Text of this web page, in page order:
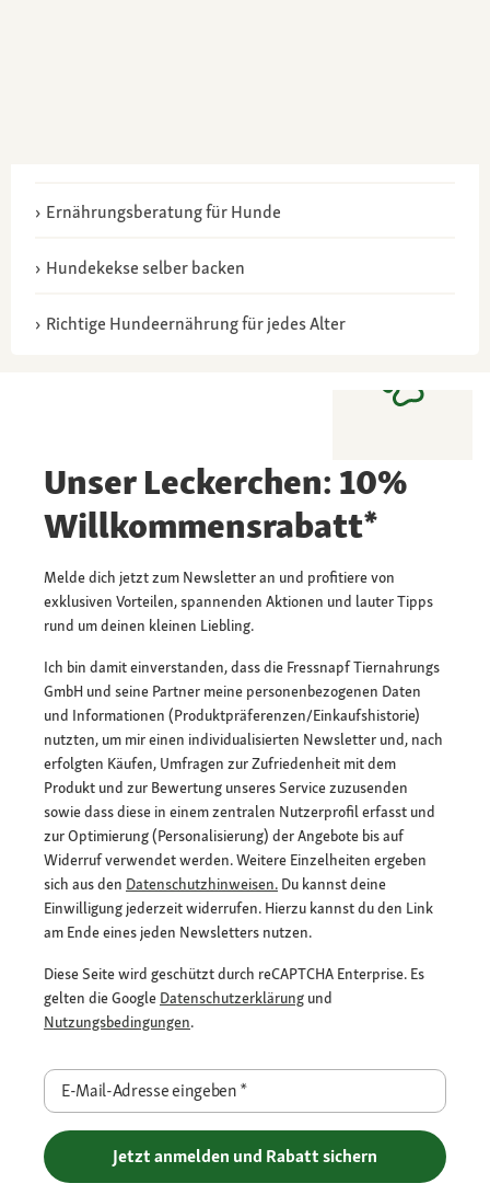
Ernährungsberatung für Hunde
Hundekekse selber backen
Richtige Hundeernährung für jedes Alter
Unser Leckerchen: 10%
Willkommensrabatt*
Melde dich jetzt zum Newsletter an und profitiere von
exklusiven Vorteilen, spannenden Aktionen und lauter Tipps
rund um deinen kleinen Liebling.
Ich bin damit einverstanden, dass die Fressnapf Tiernahrungs
GmbH und seine Partner meine personenbezogenen Daten
und Informationen (Produktpräferenzen/Einkaufshistorie)
nutzten, um mir einen individualisierten Newsletter und, nach
erfolgten Käufen, Umfragen zur Zufriedenheit mit dem
Produkt und zur Bewertung unseres Service zuzusenden
sowie dass diese in einem zentralen Nutzerprofil erfasst und
zur Optimierung (Personalisierung) der Angebote bis auf
Widerruf verwendet werden. Weitere Einzelheiten ergeben
sich aus den Datenschutzhinweisen. Du kannst deine
Einwilligung jederzeit widerrufen. Hierzu kannst du den Link
am Ende eines jeden Newsletters nutzen.
Diese Seite wird geschützt durch reCAPTCHA Enterprise. Es
gelten die Google Datenschutzerklärung und
Nutzungsbedingungen.
E-Mail-Adresse eingeben*
Jetzt anmelden und Rabatt sichern